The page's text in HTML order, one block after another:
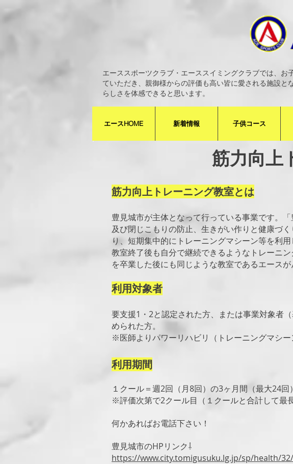
エーススポーツクラブ・エーススイミングクラブでは、
ていただき、親御様からの評価も高い皆に愛される施設
らしさを体感できると思います。
エースHOME 新着情報 子供コース
筋力向上トレーニング教室とは
豊見城市が主体となって行っている事業です。
及び閉じこもりの防止、生きがい作りと健康づ
り、短期集中的にトレーニングマシーン等を利
教室終了後も自分で継続できるようなトレーニ
を卒業した後にも同じような教室であるエース
利用対象者
要支援1・2と認定された方、または事業対象者
められた方。
※医師よりパワーリハビリ（トレーニングマシ
利用期間
１クール＝週2回（月8回）の3ヶ月間（最大24回）
※評価次第で2クール目（１クールと合計して最
​何かあればお電話下さい！
豊見城市のHPリンク⇩
https://www.city.tomigusuku.lg.jp/sp/health/
筋力向上